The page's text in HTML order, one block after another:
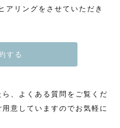
アリングをさせていただき
する
、よくある質問をご覧くだ
意していますのでお気軽に